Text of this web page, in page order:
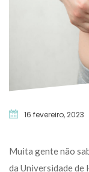
16 fevereiro, 2023
Muita gente não
da Universidade de